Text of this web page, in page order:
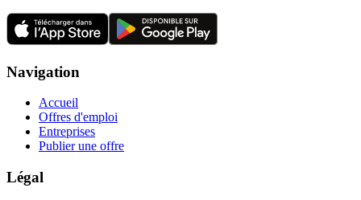
Navigation
Accueil
Offres d'emploi
Entreprises
Publier une offre
Légal